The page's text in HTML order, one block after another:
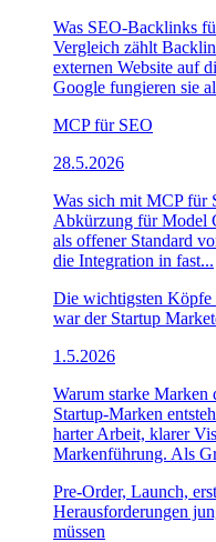
Was SEO-Backlinks
Vergleich zählt
externen Website auf
Google fungieren sie
MCP für SEO
28.5.2026
Was sich mit MCP für
Abkürzung für Model
als offener Standard
die Integration in fast...
Die wichtigsten Köpfe
war der Startup
1.5.2026
Warum starke Marken
Startup-Marken
harter Arbeit, klarer
Markenführung. Als
Pre-Order, Launch,
Herausforderungen
müssen